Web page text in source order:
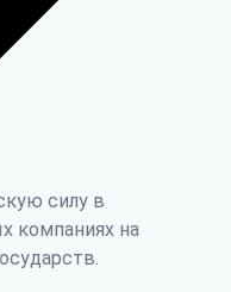
силу в
компаниях на